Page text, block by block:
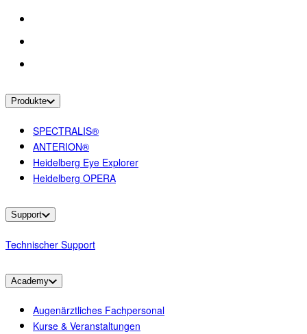
Produkte
SPECTRALIS®
ANTERION®
Heidelberg Eye Explorer
Heidelberg OPERA
Support
Technischer Support
Academy
Augenärztliches Fachpersonal
Kurse & Veranstaltungen